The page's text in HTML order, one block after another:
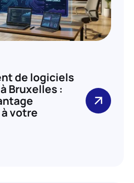
de logiciels
Bruxelles :
votre